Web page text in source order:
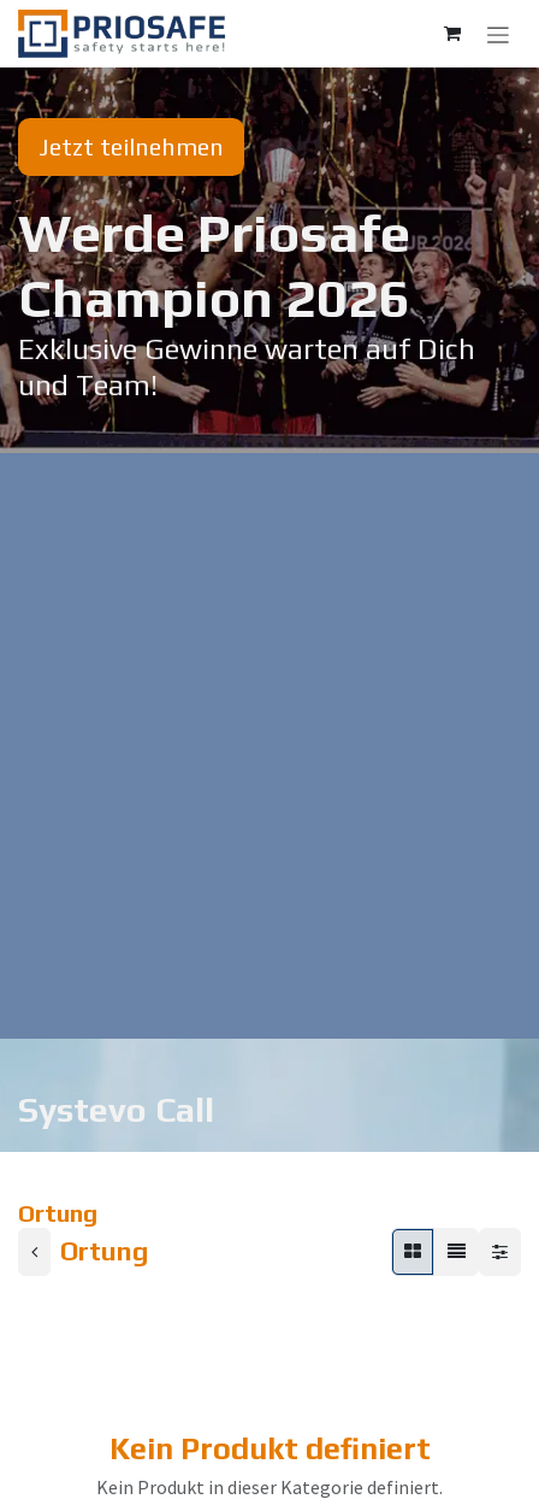
Zum Inhalt springen
Jetzt teilnehmen
Werde Priosafe
Champion 20​26
Exklusive Gewinne warten auf Dich
und Team!
Systevo Call
Ortung
Ortung
Kein Produkt definiert
Kein Produkt in dieser Kategorie definiert.